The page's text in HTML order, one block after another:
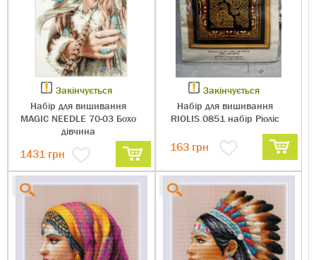
Закінчується
Набір для вишивання
MAGIC NEEDLE 70-03 Бохо
дівчина
1431 грн
Закінчується
Набір для вишивання
RIOLIS 0851 набір Ріоліс
163 грн